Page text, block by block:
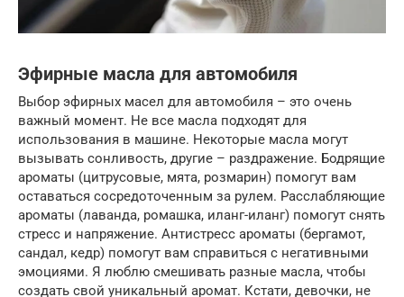
Эфирные масла для автомобиля
Выбор эфирных масел для автомобиля – это очень
важный момент. Не все масла подходят для
использования в машине. Некоторые масла могут
вызывать сонливость, другие – раздражение. Бодрящие
ароматы (цитрусовые, мята, розмарин) помогут вам
оставаться сосредоточенным за рулем. Расслабляющие
ароматы (лаванда, ромашка, иланг-иланг) помогут снять
стресс и напряжение. Антистресс ароматы (бергамот,
сандал, кедр) помогут вам справиться с негативными
эмоциями. Я люблю смешивать разные масла, чтобы
создать свой уникальный аромат. Кстати, девочки, не